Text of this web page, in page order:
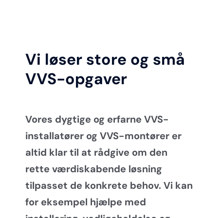
Vi løser store og små
VVS-opgaver
Vores dygtige og erfarne VVS-
installatører og VVS-montører er
altid klar til at rådgive om den
rette værdiskabende løsning
tilpasset de konkrete behov. Vi kan
for eksempel hjælpe med